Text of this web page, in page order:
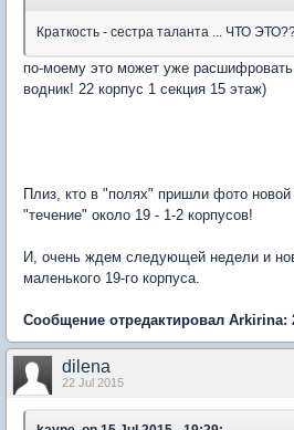
Краткость - сестра таланта ... ЧТО
по-моему это может уже
водник! 22 корпус 1 секция 15 этаж)
Плиз, кто в "полях" пришли фото новой
"течение" около 19 - 1-2 корпусов!
И, очень ждем следующей недели и
маленького 19-го корпуса.
Сообщение отредактировал Arkirina:
dilena
22 Jul 2015